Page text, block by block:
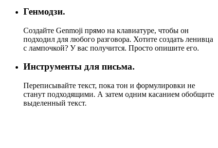
Генмодзи.
Создайте Genmoji прямо на клавиатуре, чтобы он
подходил для любого разговора. Хотите создать ленивца
с лампочкой? У вас получится. Просто опишите его.
Инструменты для письма.
Переписывайте текст, пока тон и формулировки не
станут подходящими. А затем одним касанием обобщите
выделенный текст.